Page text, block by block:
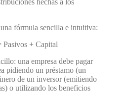
hechas a los
fórmula sencilla e intuitiva:
Pasivos + Capital
una empresa debe pagar
pidiendo un préstamo (un
de un inversor (emitiendo
o utilizando los beneficios